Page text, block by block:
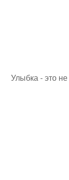
Улыбка - это